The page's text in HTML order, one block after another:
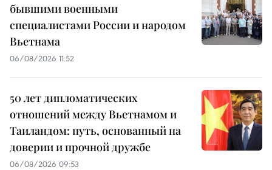
бывшими военными
специалистами России и народом
Вьетнама
06/08/2026 11:52
50 лет дипломатических
отношений между Вьетнамом и
Таиландом: путь, основанный на
доверии и прочной дружбе
06/08/2026 09:53